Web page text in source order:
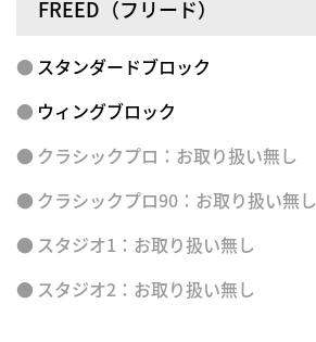
FREED（フリード）
スタンダードブロック
ウィングブロック
クラシックプロ ：お取り扱い無し
クラシックプロ90 ：お取り扱い無し
スタジオ1：お取り扱い無し
スタジオ2：お取り扱い無し